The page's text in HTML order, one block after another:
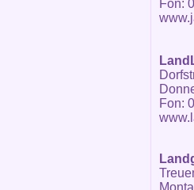
Fon:
Fon: